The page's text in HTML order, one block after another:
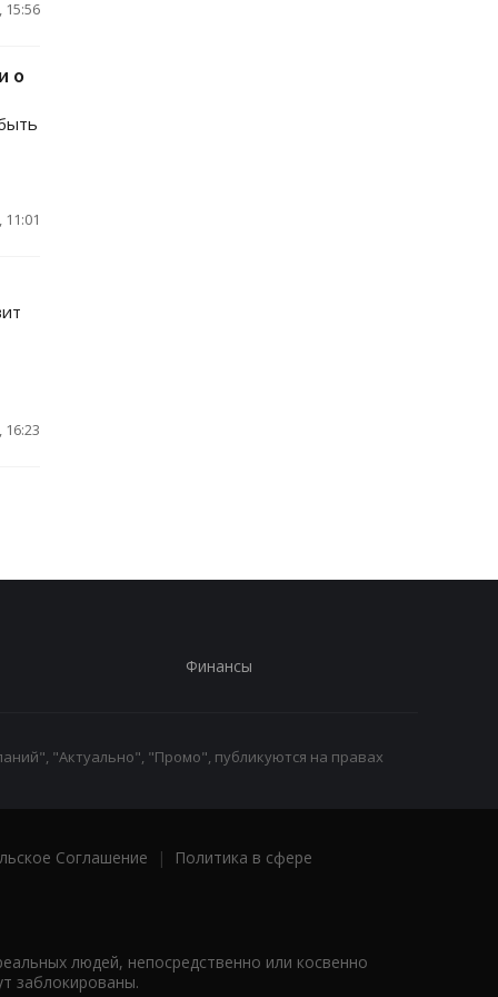
15:56
о
Финансы
"Актуально", "Промо", публикуются на правах
Соглашение |
Политика в сфере
людей, непосредственно или косвенно
заблокированы.